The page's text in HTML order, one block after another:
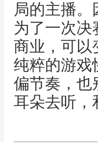
局的主播
为了一次决
商业，可以
纯粹的游戏
偏节奏，也
耳朵去听，